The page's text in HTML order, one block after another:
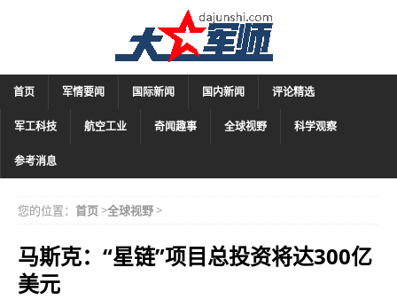
首页 军情要闻 国际新闻 国内新闻 评论精选
军工科技 航空工业 奇闻趣事 全球视野 科学观察
参考消息
您的位置： 首页>全球视野>
马斯克：“星链”项目总投资将达300亿
美元